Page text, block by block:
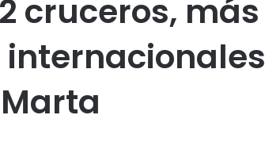
cruceros, más